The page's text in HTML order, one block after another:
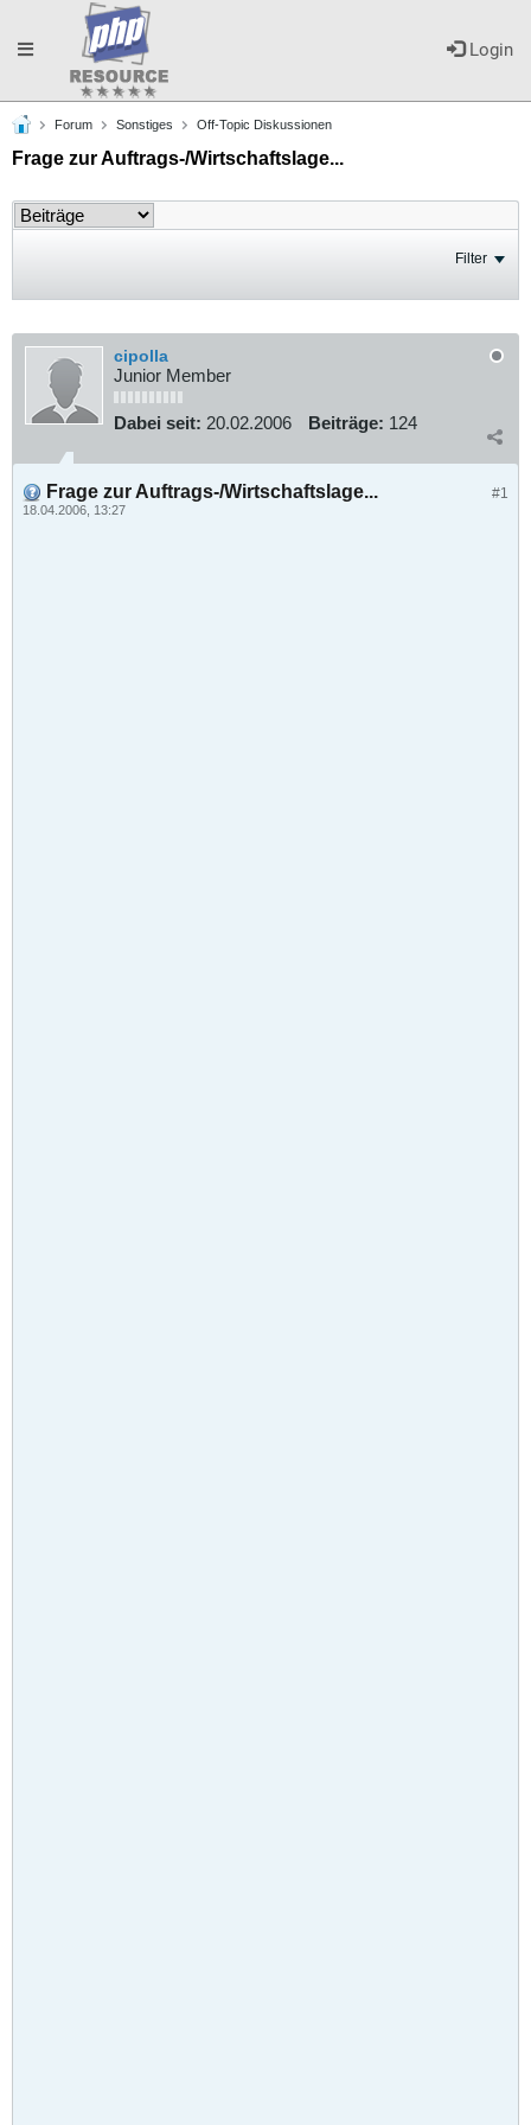
Login
Toggle
navigation
Forum Sonstiges Off-Topic Diskussionen
Frage zur Auftrags-/Wirtschaftslage...
Filter
cipolla
Junior Member
Dabei seit: 20.02.2006 Beiträge: 124
#1
Frage zur Auftrags-/Wirtschaftslage...
18.04.2006, 13:27